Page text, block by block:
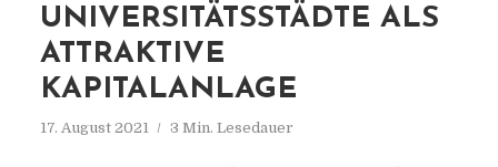
UNIVERSITÄTSSTÄDTE ALS
ATTRAKTIVE
KAPITALANLAGE
17. August 2021 3 Min. Lesedauer